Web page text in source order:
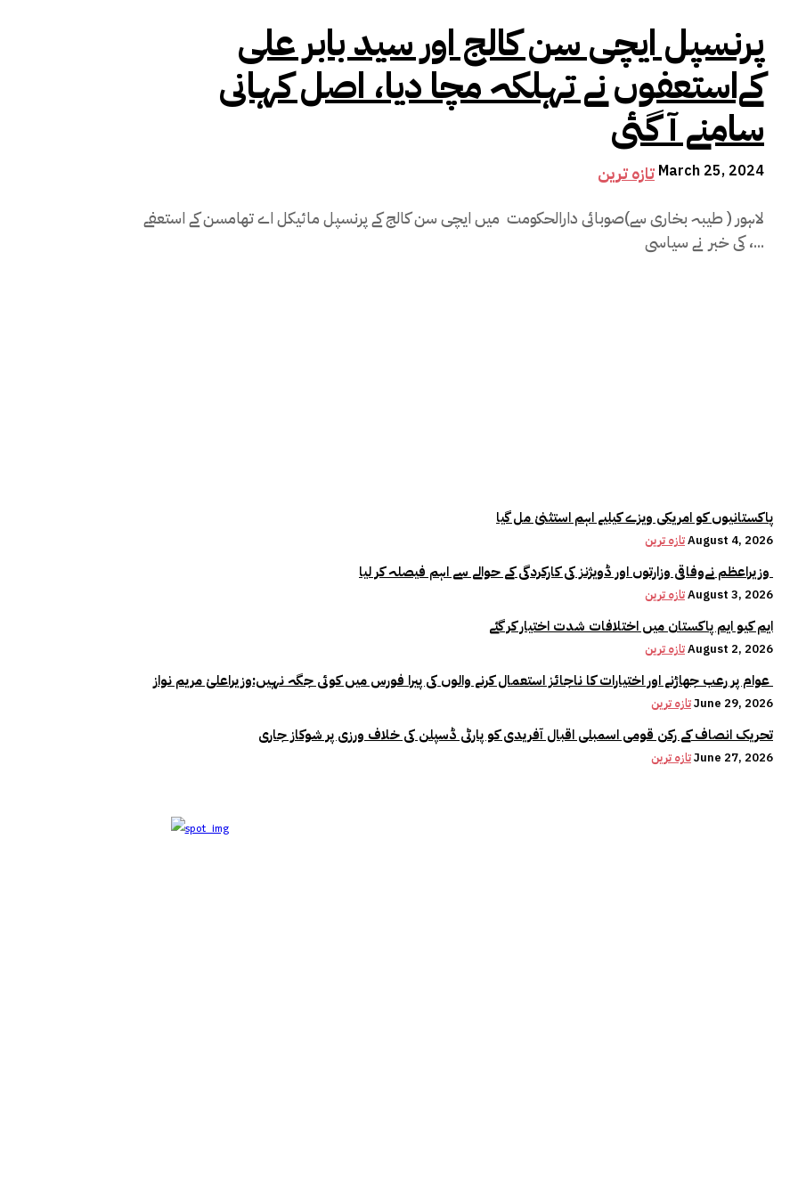
پرنسپل ایچی سن کالج اور سید بابر علی
کےاستعفوں نے تہلکہ مچا دیا، اصل کہانی
سامنے آ گئی
تازہ ترین March 25, 2024
لاہور ( طیبہ بخاری سے)صوبائی دارالحکومت میں ایچی سن کالج کے پرنسپل مائیکل اے تھامسن کے استعفے
کی خبر نے سیاسی ،...
پاکستانیوں کو امریکی ویزے کیلیے اہم استثنیٰ مل گیا
تازہ ترینAugust 4, 2026
تازہ ترینAugust 3, 2026
ایم کیو ایم پاکستان میں اختلافات شدت اختیار کر گئے
تازہ ترینAugust 2, 2026
تازہ ترینJune 29, 2026
تحریک انصاف کے رکن قومی اسمبلی اقبال آفریدی کو پارٹی ڈسپلن کی خلاف ورزی پر شوکاز جاری
تازہ ترینJune 27, 2026